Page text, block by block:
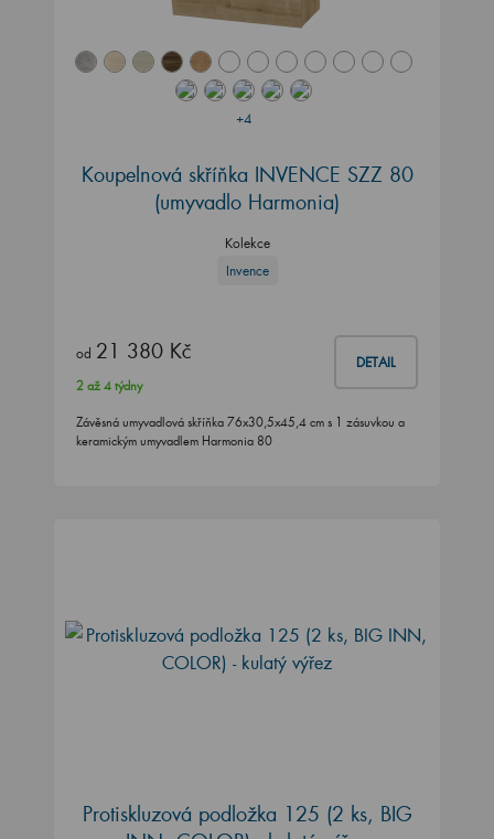
+4
Koupelnová skříňka INVENCE SZZ 80
(umyvadlo Harmonia)
Kolekce
Invence
od 21 380 Kč DETAIL
2 až 4 týdny
Závěsná umyvadlová skříňka 76x30,5x45,4 cm s 1 zásuvkou a
keramickým umyvadlem Harmonia 80
Protiskluzová podložka 125 (2 ks, BIG